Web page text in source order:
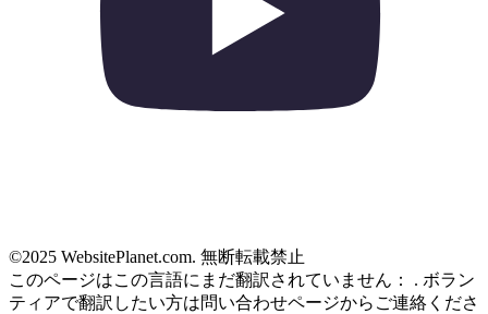
©2025 WebsitePlanet.com. 無断転載禁止
このページはこの言語にまだ翻訳されていません： . ボラン
ティアで翻訳したい方は問い合わせページからご連絡くださ